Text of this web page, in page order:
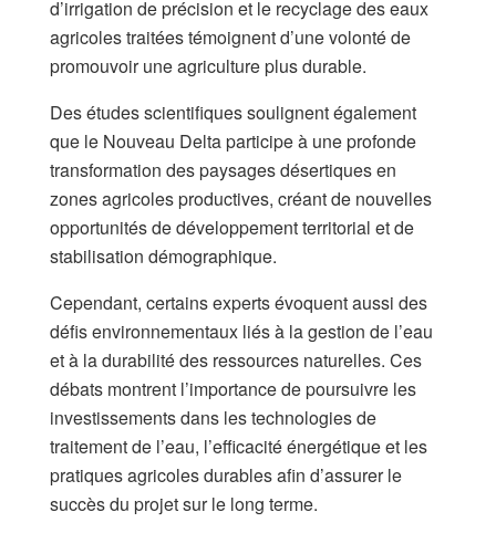
d’irrigation de précision et le recyclage des eaux
agricoles traitées témoignent d’une volonté de
promouvoir une agriculture plus durable.
Des études scientifiques soulignent également
que le Nouveau Delta participe à une profonde
transformation des paysages désertiques en
zones agricoles productives, créant de nouvelles
opportunités de développement territorial et de
stabilisation démographique.
Cependant, certains experts évoquent aussi des
défis environnementaux liés à la gestion de l’eau
et à la durabilité des ressources naturelles. Ces
débats montrent l’importance de poursuivre les
investissements dans les technologies de
traitement de l’eau, l’efficacité énergétique et les
pratiques agricoles durables afin d’assurer le
succès du projet sur le long terme.